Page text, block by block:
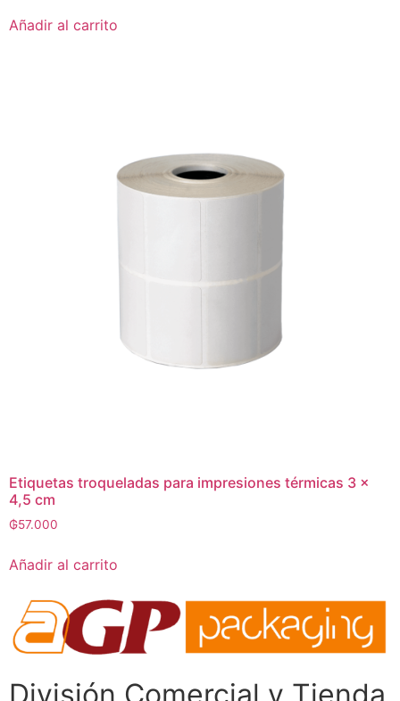
Añadir al carrito
Etiquetas troqueladas para impresiones térmicas 3 x
4,5 cm
₲57.000
Añadir al carrito